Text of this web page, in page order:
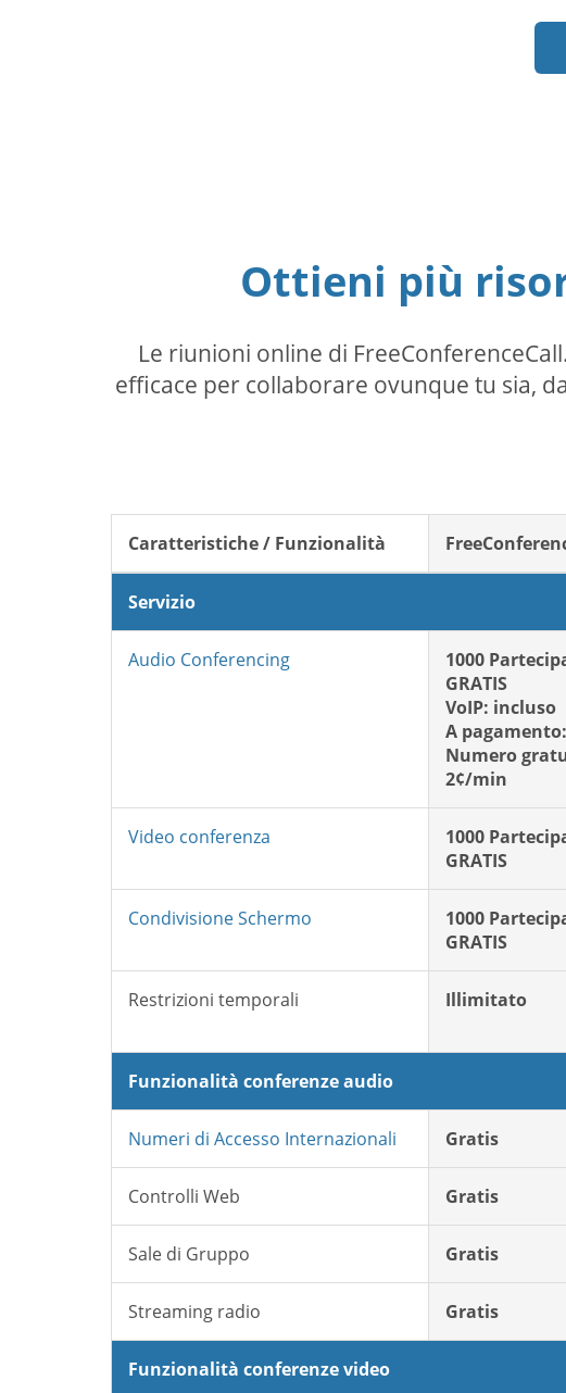
Ottieni più
Le riunioni online di
efficace per collaborare ovunque tu sia,
Caratteristiche / Funzionalità
Servizio
Audio Conferencing
1000
GRATIS
VoIP: incluso
A
Numero
2¢/min
Video conferenza
1000
GRATIS
Condivisione Schermo
1000
GRATIS
Restrizioni temporali Illimitato
Funzionalità conferenze audio
Numeri di Accesso Internazionali Gratis
Controlli Web Gratis
Sale di Gruppo Gratis
Streaming radio Gratis
Funzionalità conferenze video